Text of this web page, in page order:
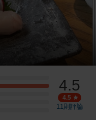
4.5
4.5
11則評論